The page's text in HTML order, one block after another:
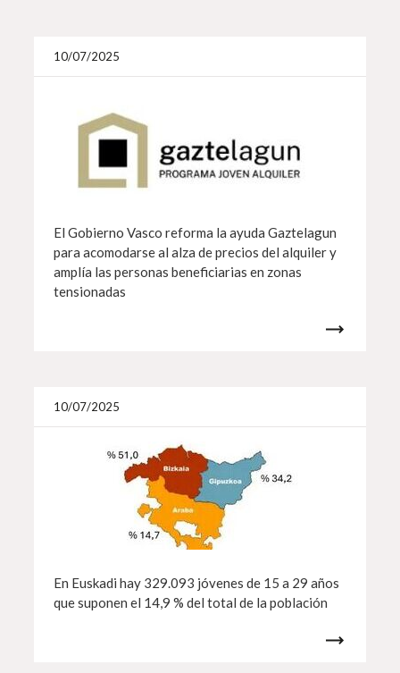
10/07/2025
El Gobierno Vasco reforma la ayuda Gaztelagun
para acomodarse al alza de precios del alquiler y
amplía las personas beneficiarias en zonas
tensionadas
10/07/2025
En Euskadi hay 329.093 jóvenes de 15 a 29 años
que suponen el 14,9 % del total de la población